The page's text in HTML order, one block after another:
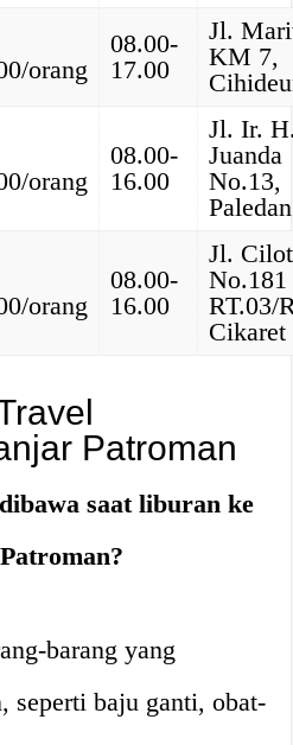
orang
08.00-
17.00
Jl.
KM 7,
orang
08.00-
16.00
Jl. Ir.
Juanda
No.13,
orang
08.00-
16.00
Jl.
No.181
RT.03/
Cikaret
Patroman
saat liburan ke
barang yang
seperti baju ganti, obat-